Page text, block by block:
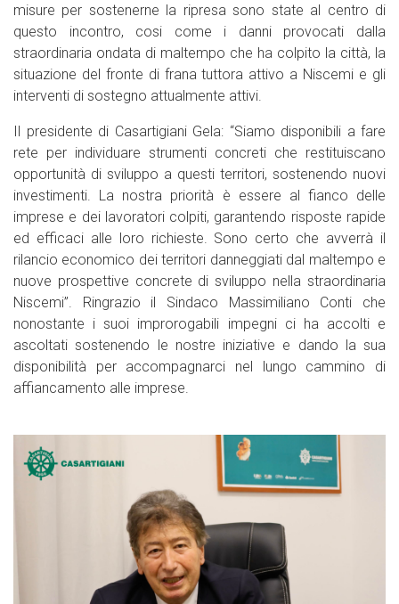
misure per sostenerne la ripresa sono state al centro di
questo incontro, cosi come i danni provocati dalla
straordinaria ondata di maltempo che ha colpito la città, la
situazione del fronte di frana tuttora attivo a Niscemi e gli
interventi di sostegno attualmente attivi.
Il presidente di Casartigiani Gela: “Siamo disponibili a fare
rete per individuare strumenti concreti che restituiscano
opportunità di sviluppo a questi territori, sostenendo nuovi
investimenti. La nostra priorità è essere al fianco delle
imprese e dei lavoratori colpiti, garantendo risposte rapide
ed efficaci alle loro richieste. Sono certo che avverrà il
rilancio economico dei territori danneggiati dal maltempo e
nuove prospettive concrete di sviluppo nella straordinaria
Niscemi”. Ringrazio il Sindaco Massimiliano Conti che
nonostante i suoi improrogabili impegni ci ha accolti e
ascoltati sostenendo le nostre iniziative e dando la sua
disponibilità per accompagnarci nel lungo cammino di
affiancamento alle imprese.